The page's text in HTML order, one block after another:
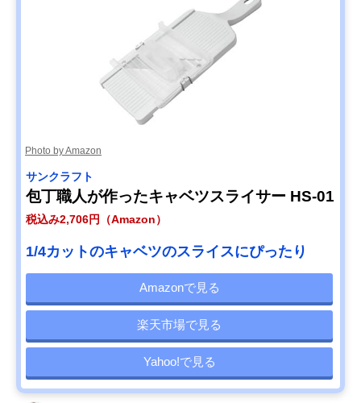
Photo by Amazon
サンクラフト
包丁職人が作ったキャベツスライサー HS-01
税込み2,706円（Amazon）
1/4カットのキャベツのスライスにぴったり
Amazonで見る
楽天市場で見る
Yahoo!で見る